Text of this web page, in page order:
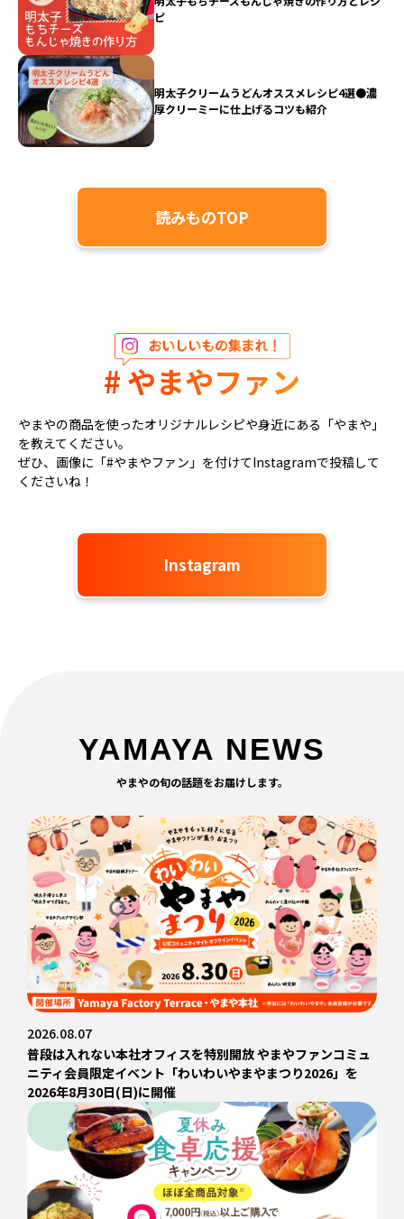
ピ
明太子クリームうどんオススメレシピ4選●濃
厚クリーミーに仕上げるコツも紹介
読みものTOP
# やまやファン
やまやの商品を使ったオリジナルレシピや身近にある「やまや」
を教えてください。
ぜひ、画像に「#やまやファン」を付けてInstagramで投稿して
くださいね！
Instagram
YAMAYA NEWS
やまやの旬の話題をお届けします。
2026.08.07
普段は入れない本社オフィスを特別開放 やまやファンコミュ
ニティ会員限定イベント「わいわいやまやまつり2026」を
2026年8月30日(日)に開催